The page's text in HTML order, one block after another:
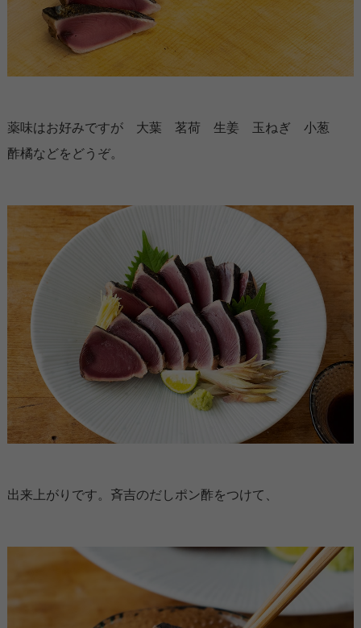
薬味はお好みですが 大葉 茗荷 生姜 玉ねぎ 小葱
酢橘などをどうぞ。
出来上がりです。斉吉のだしポン酢をつけて、